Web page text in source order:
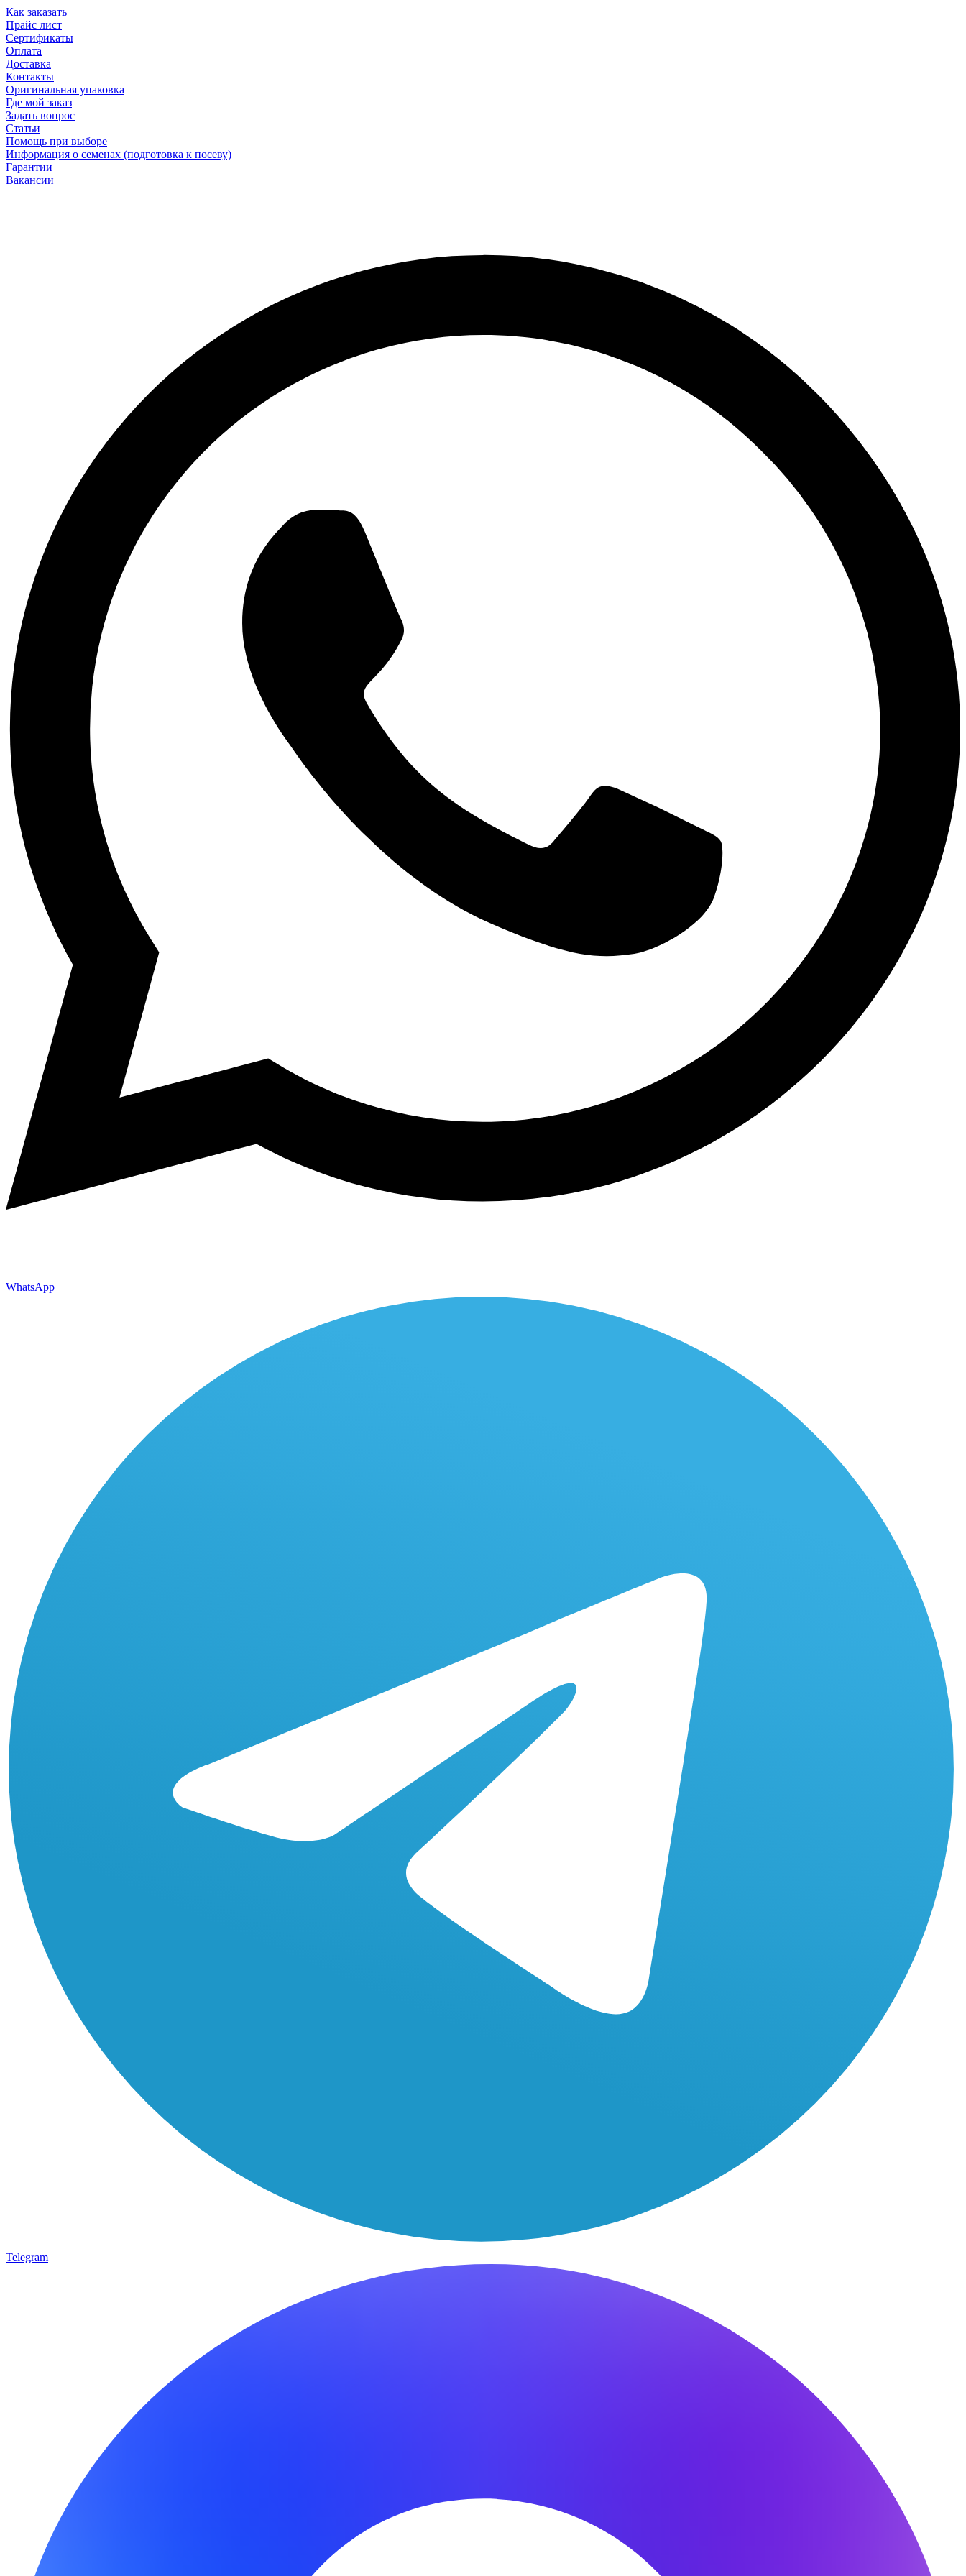
Как заказать
Прайс лист
Сертификаты
Оплата
Доставка
Контакты
Оригинальная упаковка
Где мой заказ
Задать вопрос
Статьи
Помощь при выборе
Информация о семенах (подготовка к посеву)
Гарантии
Вакансии
WhatsApp
Telegram